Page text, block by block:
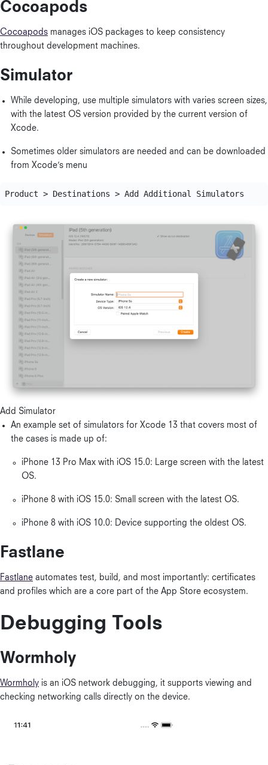
Cocoapods
Cocoapods manages iOS packages to keep consistency
throughout development machines.
Simulator
While developing, use multiple simulators with varies screen sizes,
with the latest OS version provided by the current version of
Xcode.
Sometimes older simulators are needed and can be downloaded
from Xcode’s menu
Add Simulator
An example set of simulators for Xcode 13 that covers most of
the cases is made up of:
iPhone 13 Pro Max with iOS 15.0: Large screen with the latest
OS.
iPhone 8 with iOS 15.0: Small screen with the latest OS.
iPhone 8 with iOS 10.0: Device supporting the oldest OS.
Fastlane
Fastlane automates test, build, and most importantly: certificates
and profiles which are a core part of the App Store ecosystem.
Debugging Tools
Wormholy
Wormholy is an iOS network debugging, it supports viewing and
checking networking calls directly on the device.